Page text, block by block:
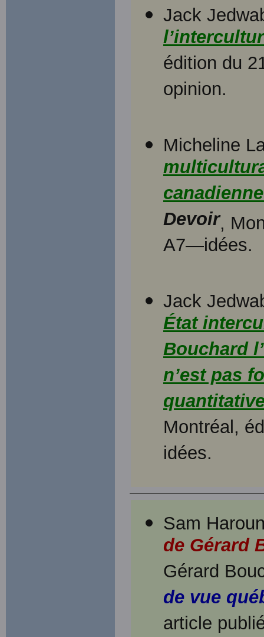
Jack
édition du
opinion.
Micheline
Devoir,
A7—idées.
Jack
État
Bouchard
n’est pas
Montréal,
idées.
Sam
de Gérard
Gérard
de vue
article